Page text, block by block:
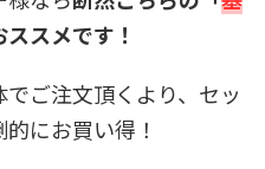
スメです！
ご注文頂くより、セッ
にお買い得！